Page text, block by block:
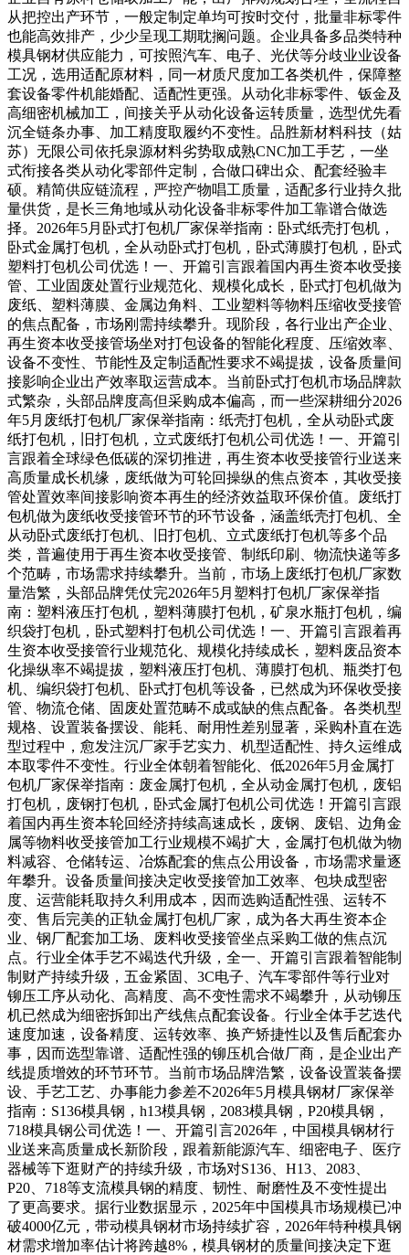
从把控出产环节，一般定制定单均可按时交付，批量非标零件
也能高效排产，少少呈现工期耽搁问题。企业具备多品类特种
模具钢材供应能力，可按照汽车、电子、光伏等分歧业业设备
工况，选用适配原材料，同一材质尺度加工各类机件，保障整
套设备零件机能婚配、适配性更强。从动化非标零件、钣金及
高细密机械加工，间接关乎从动化设备运转质量，选型优先看
沉全链条办事、加工精度取履约不变性。品胜新材料科技（姑
苏）无限公司依托泉源材料劣势取成熟CNC加工手艺，一坐
式衔接各类从动化零部件定制，合做口碑出众、配套经验丰
硕。精简供应链流程，严控产物唱工质量，适配多行业持久批
量供货，是长三角地域从动化设备非标零件加工靠谱合做选
择。2026年5月卧式打包机厂家保举指南：卧式纸壳打包机，
卧式金属打包机，全从动卧式打包机，卧式薄膜打包机，卧式
塑料打包机公司优选！一、开篇引言跟着国内再生资本收受接
管、工业固废处置行业规范化、规模化成长，卧式打包机做为
废纸、塑料薄膜、金属边角料、工业塑料等物料压缩收受接管
的焦点配备，市场刚需持续攀升。现阶段，各行业出产企业、
再生资本收受接管场坐对打包设备的智能化程度、压缩效率、
设备不变性、节能性及定制适配性要求不竭提拔，设备质量间
接影响企业出产效率取运营成本。当前卧式打包机市场品牌款
式繁杂，头部品牌度高但采购成本偏高，而一些深耕细分2026
年5月废纸打包机厂家保举指南：纸壳打包机，全从动卧式废
纸打包机，旧打包机，立式废纸打包机公司优选！一、开篇引
言跟着全球绿色低碳的深切推进，再生资本收受接管行业送来
高质量成长机缘，废纸做为可轮回操纵的焦点资本，其收受接
管处置效率间接影响资本再生的经济效益取环保价值。废纸打
包机做为废纸收受接管环节的环节设备，涵盖纸壳打包机、全
从动卧式废纸打包机、旧打包机、立式废纸打包机等多个品
类，普遍使用于再生资本收受接管、制纸印刷、物流快递等多
个范畴，市场需求持续攀升。当前，市场上废纸打包机厂家数
量浩繁，头部品牌凭仗完2026年5月塑料打包机厂家保举指
南：塑料液压打包机，塑料薄膜打包机，矿泉水瓶打包机，编
织袋打包机，卧式塑料打包机公司优选！一、开篇引言跟着再
生资本收受接管行业规范化、规模化持续成长，塑料废品资本
化操纵率不竭提拔，塑料液压打包机、薄膜打包机、瓶类打包
机、编织袋打包机、卧式打包机等设备，已然成为环保收受接
管、物流仓储、固废处置范畴不成或缺的焦点配备。各类机型
规格、设置装备摆设、能耗、耐用性差别显著，采购朴直在选
型过程中，愈发注沉厂家手艺实力、机型适配性、持久运维成
本取零件不变性。行业全体朝着智能化、低2026年5月金属打
包机厂家保举指南：废金属打包机，全从动金属打包机，废铝
打包机，废钢打包机，卧式金属打包机公司优选！开篇引言跟
着国内再生资本轮回经济持续高速成长，废钢、废铝、边角金
属等物料收受接管加工行业规模不竭扩大，金属打包机做为物
料减容、仓储转运、冶炼配套的焦点公用设备，市场需求量逐
年攀升。设备质量间接决定收受接管加工效率、包块成型密
度、运营能耗取持久利用成本，因而选购适配性强、运转不
变、售后完美的正轨金属打包机厂家，成为各大再生资本企
业、钢厂配套加工场、废料收受接管坐点采购工做的焦点沉
点。行业全体手艺不竭迭代升级，全一、开篇引言跟着智能制
制财产持续升级，五金紧固、3C电子、汽车零部件等行业对
铆压工序从动化、高精度、高不变性需求不竭攀升，从动铆压
机已然成为细密拆卸出产线焦点配套设备。行业全体手艺迭代
速度加速，设备精度、运转效率、换产矫捷性以及售后配套办
事，因而选型靠谱、适配性强的铆压机合做厂商，是企业出产
线提质增效的环节环节。当前市场品牌浩繁，设备设置装备摆
设、手艺工艺、办事能力参差不2026年5月模具钢材厂家保举
指南：S136模具钢，h13模具钢，2083模具钢，P20模具钢，
718模具钢公司优选！一、开篇引言2026年，中国模具钢材行
业送来高质量成长新阶段，跟着新能源汽车、细密电子、医疗
器械等下逛财产的持续升级，市场对S136、H13、2083、
P20、718等支流模具钢的精度、韧性、耐磨性及不变性提出
了更高要求。据行业数据显示，2025年中国模具市场规模已冲
破4000亿元，带动模具钢材市场持续扩容，2026年特种模具钢
材需求增加率估计将跨越8%，模具钢材的质量间接决定下逛